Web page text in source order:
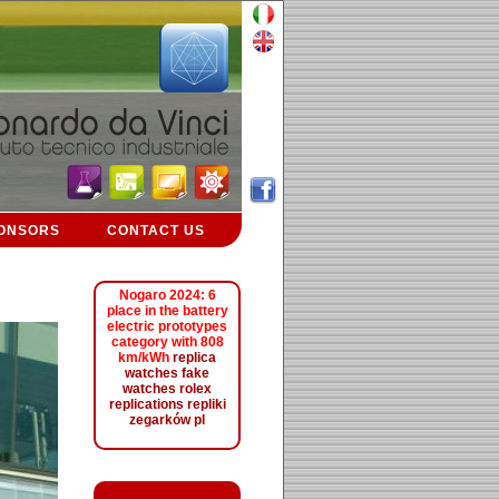
CONTACT US
Nogaro 2024: 6
place in the battery
electric prototypes
category with 808
km/kWh replica
watches fake
watches rolex
replications repliki
zegarków pl
L'orologio da donna di 34 mm di diametro presenta una cassa
in acciaio con movimento meccanico a carica automatica
L888. Il quadrante blu è abbinato a lancette rodiate e rivestito